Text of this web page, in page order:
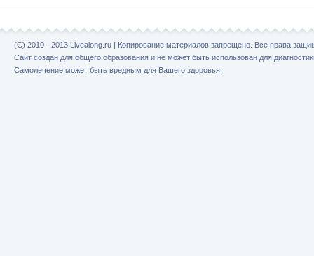
(C) 2010 - 2013 Livealong.ru | Копирование материалов запрещено. Все права
Сайт создан для общего образования и не может быть использован для
Самолечение может быть вредным для Вашего здоровья!